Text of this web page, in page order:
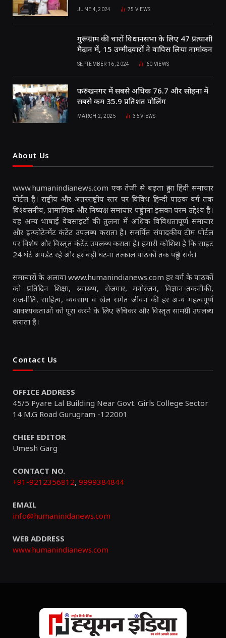
JUNE 4, 2024 75 VIEWS
गुरूग्राम की चारों विधानसभा के लिए 47 प्रत्याशी
मैदान में, 15 उम्मीदवारों ने वापिस लिया नामांकन
SEPTEMBER 16, 2024 60 VIEWS
फरुखनगर में सबसे अधिक 76.7 और सोहना में
सबसे कम 35.9 प्रतिशत पोलिंग
MARCH 2, 2025 36VIEWS
About Us
www.humanindianews.com एक तेजी से बढ़ता हुआ हिंदी समाचार
पोर्टल है। राष्ट्रीय और अंतरराष्ट्रीय स्तर पर विविध हिन्दी पाठक वर्ग तक
विश्वसनीय, प्रामाणिक और निष्पक्ष समाचार पहुंचाना इसका परम उद्देश्य है।
यह अन्य भाषाई वेबसाइटों की तुलना में अधिक विविधतापूर्ण समाचार
और इन्फोटेन्मेंट कंटेंट उपलब्ध कराता है। समर्पित संपादकीय टीम पोर्टल
पर विशेष और विस्तृत कंटेंट उपलब्ध कराता है। हमारी कोशिश है कि साइट
24 घंटे अपडेट रहे और हर बड़ी घटना तत्काल पाठकों तक पहुंच सके।
समाचारों के अलावा www.humanindianews.com हर वर्ग के पाठकों
को प्रतिदिन शिक्षा, स्वास्थ्य, रोजगार, मनोरंजन, विज्ञान-तकनीकी,
राजनीति, साहित्य, व्यवसाय व खेल समेत जीवन की हर अन्य महत्वपूर्ण
आवश्यकताओं को पूरा करने के लिए रुचिकर और विस्तृत सामग्री उपलब्ध
कराता है।
Contact Us
OFFICE ADDRESS
45/5 Pyare Lal Building Near Govt. Girls College Sector
14 M.G Road Gurugram -122001
CHIEF EDITOR
Umesh Garg
CONTACT NO.
+91-9212356812, 9999384844
EMAIL
info@humaninidanews.com
WEB ADDRESS
www.humanindianews.com